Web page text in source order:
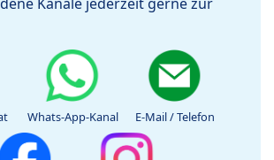
Whats-App-Kanal E-Mail / Telefon